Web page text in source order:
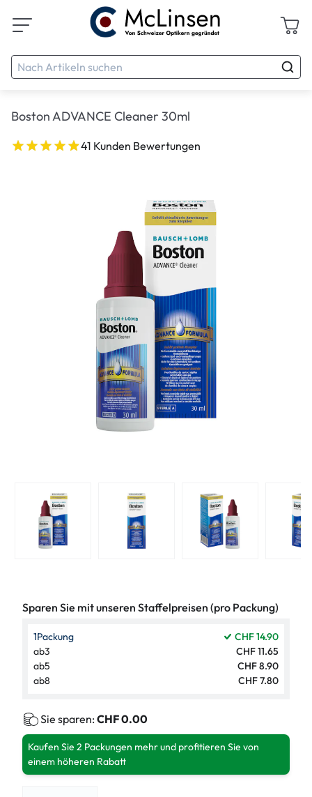
Boston ADVANCE Cleaner 30ml
41 Kunden Bewertungen
Sparen Sie mit unseren Staffelpreisen (pro Packung)
1Packung
CHF 14.90
ab3
CHF 11.65
ab5
CHF 8.90
ab8 CHF 7.80
Sie sparen: CHF 0.00
Kaufen Sie 2 Packungen mehr und profitieren Sie von
einem höheren Rabatt